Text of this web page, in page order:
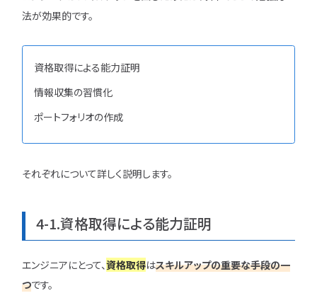
法が効果的です。
資格取得による能力証明
情報収集の習慣化
ポートフォリオの作成
それぞれについて詳しく説明します。
4-1.資格取得による能力証明
エンジニアにとって、資格取得はスキルアップの重要な手段の一
つです。